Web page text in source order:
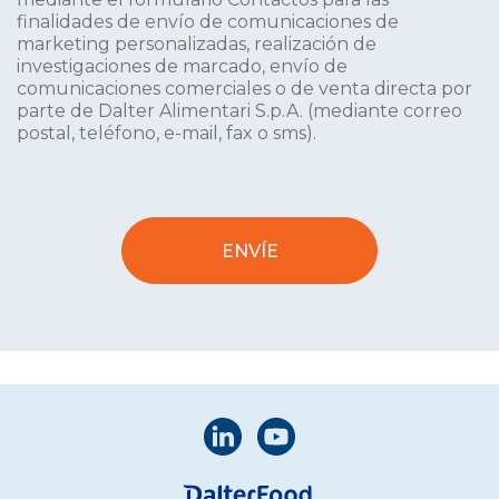
finalidades de envío de comunicaciones de
marketing personalizadas, realización de
investigaciones de marcado, envío de
comunicaciones comerciales o de venta directa por
parte de Dalter Alimentari S.p.A. (mediante correo
postal, teléfono, e-mail, fax o sms).